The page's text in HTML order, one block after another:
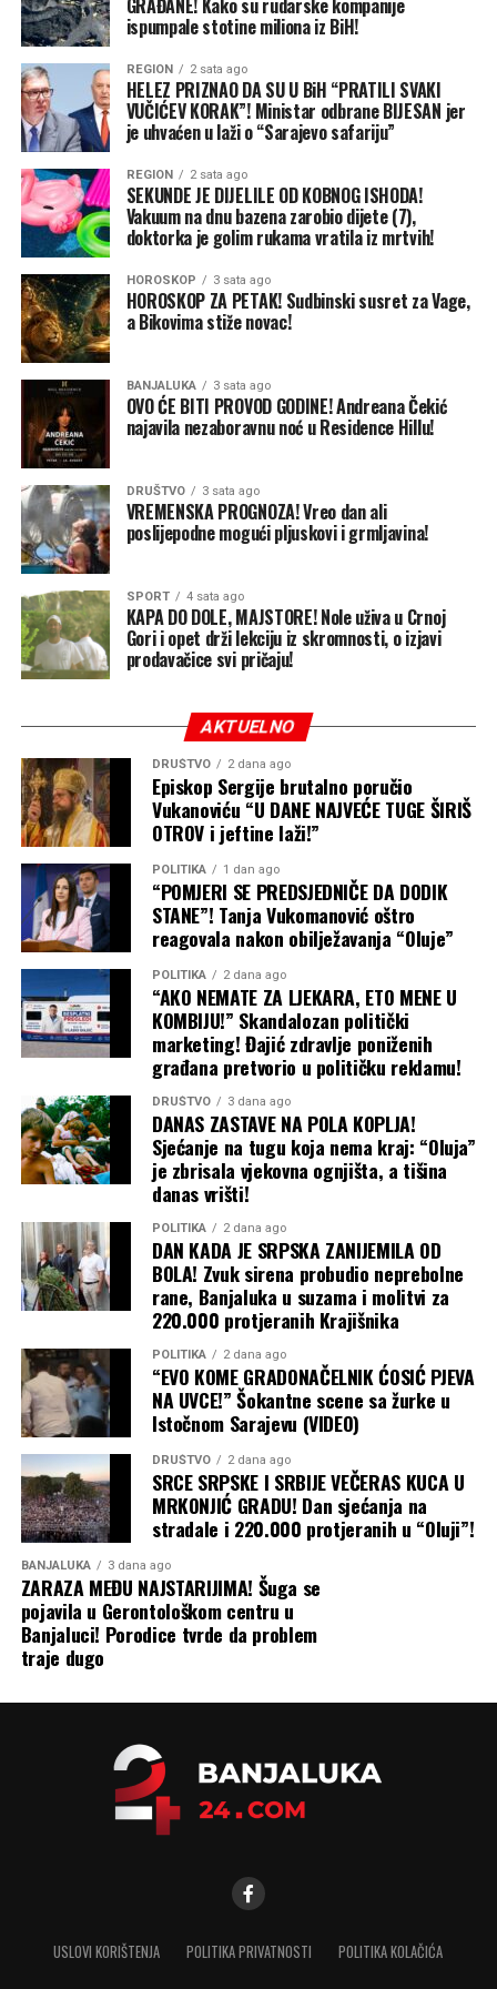
od novih napada.
Ovo nije prvi put da je pomorski saobraćaj na Crnom
moru prekinut od početka ruske invazije. Talasi ruskih
napada na luke krajem 2025. i početkom 2026. godine
nisu zadugo usporili rad. Ali ovi posljednji udari su i širi i
žešći, u velikoj mjeri zato što su nedavni uspjesi Ukrajine,
naročito unutar same Rusije, isprovocirali Putina da
pokuša da povrati inicijativu na frontu. Za sada, i
Ukrajina i Rusija ostaju posvećene agresivnim vojnim
strategijama.
Putinova taktika i glavni cilj
Neposredni problem Ukrajine jeste to što se oslanja na
ograničene zalihe američkih PVO sistema „patriot” –
jedinu pouzdanu odbranu od ruskih raketa – kako bi
zaštitila svoje gradove i vojne linije snabdijevanja.
Premještanje „patriota” radi odbrane luka bilo bi i
preskupo i izuzetno rizično. Svjesna toga, Rusija će
nastaviti da gađa luke raketama i dronovima, ne
ostavljajući osiguravajućim kućama razlog da smanje
premije, a brodovlasnicima motiv da se vrate.
Pored toga što smanjuje prihode Kijeva i njegovu
sposobnost da finansira rat, Moskva se nada da će
skokom cijena hrane na globalnom nivou oslabiti i
četvrtinu uvoza pšenice za Egipat i oko 18 procenata za
Indoneziju. Takođe je najveći dobavljač kukuruza za
Evropsku uniju, pokriva čak 92 odsto njenog uvoza
suncokretovog ulja i ostaje ključni izvor stočne hrane i
biljnih ulja.
Putin računa na to da će poskupljenje hrane – u
trenutku kada američki rat sa Iranom već podiže cijene
nafte i svega ostalog – primorati ukrajinske trgovinske
partnere, prije svega u Evropi, da pritisnu Kijev da
obustavi napade unutar Rusije. Međutim, malo je
vjerovatno da će ta strategija upaliti, navodi se u analizi
Tajma. Šta Ukrajina može da uradi
Podrška Evrope Ukrajini i dalje je čvrsta, a vlade koje trpe
posljedice poskupljenja prije će okriviti Moskvu nego
Kijev. Ipak, Putin očajnički želi pobjede na frontu, pa će
gurati po svom čak i bez čiste i ubjedljive pobjede na
pomolu. Isto tako, ne treba očekivati ni obnovu
sporazuma postignutog pod okriljem Ujedinjenih nacija
u julu 2022. godine, koji je ranije omogućio bezbjednu
plovidbu do i iz ukrajinskih luka.
Baš kao što je kriza u Ormuskom moreuzu primorala
susjedne zemlje da grozničavo traže nove puteve za
izvoz nafte iz Persijskog zaliva, tako bi i Ukrajina mogla
da preusmjeri izvoz žita preko Dunava, rumunskih luka i
željeznice, kao što je to činila na početku rata. Ali, kao i
tada, ta alternativna rješenja su skupa i logistički znatno
komplikovanija.
Zbog svega ovoga, priroda ruskog rata protiv Ukrajine
nastaviće da se mijenja dok obje strane traže način da
prekinu pat-poziciju na frontu u svoju korist. A
ekonomska šteta, koja se osjeća daleko izvan granica
Ukrajine i Rusije, nastaviće da se gomila, piše Blic.
GRAĐANE! Kako su rudarske kompanije
ispumpale stotine miliona iz BiH!
REGION 2 sata ago
HELEZ PRIZNAO DA SU U BiH “PRATILI SVAKI
VUČIĆEV KORAK”! Ministar odbrane BIJESAN jer
je uhvaćen u laži o “Sarajevo safariju”
REGION 2 sata ago
SEKUNDE JE DIJELILE OD KOBNOG ISHODA!
Vakuum na dnu bazena zarobio dijete (7),
doktorka je golim rukama vratila iz mrtvih!
HOROSKOP 3 sata ago
HOROSKOP ZA PETAK! Sudbinski susret za Vage,
a Bikovima stiže novac!
BANJALUKA 3 sata ago
OVO ĆE BITI PROVOD GODINE! Andreana Čekić
najavila nezaboravnu noć u Residence Hillu!
DRUŠTVO 3 sata ago
VREMENSKA PROGNOZA! Vreo dan ali
poslijepodne mogući pljuskovi i grmljavina!
SPORT 4 sata ago
KAPA DO DOLE, MAJSTORE! Nole uživa u Crnoj
Gori i opet drži lekciju iz skromnosti, o izjavi
prodavačice svi pričaju!
AKTUELNO
DRUŠTVO 2 dana ago
Episkop Sergije brutalno poručio
Vukanoviću “U DANE NAJVEĆE TUGE ŠIRIŠ
OTROV i jeftine laži!”
POLITIKA 1 dan ago
“POMJERI SE PREDSJEDNIČE DA DODIK
STANE”! Tanja Vukomanović oštro
reagovala nakon obilježavanja “Oluje”
POLITIKA 2 dana ago
“AKO NEMATE ZA LJEKARA, ETO MENE U
KOMBIJU!” Skandalozan politički
marketing! Đajić zdravlje poniženih
građana pretvorio u političku reklamu!
DRUŠTVO 3 dana ago
DANAS ZASTAVE NA POLA KOPLJA!
Sjećanje na tugu koja nema kraj: “Oluja”
je zbrisala vjekovna ognjišta, a tišina
danas vrišti!
POLITIKA 2 dana ago
DAN KADA JE SRPSKA ZANIJEMILA OD
BOLA! Zvuk sirena probudio neprebolne
rane, Banjaluka u suzama i molitvi za
220.000 protjeranih Krajišnika
POLITIKA 2 dana ago
“EVO KOME GRADONAČELNIK ĆOSIĆ PJEVA
NA UVCE!” Šokantne scene sa žurke u
Istočnom Sarajevu (VIDEO)
DRUŠTVO 2 dana ago
SRCE SRPSKE I SRBIJE VEČERAS KUCA U
MRKONJIĆ GRADU! Dan sjećanja na
stradale i 220.000 protjeranih u “Oluji”!
BANJALUKA 3 dana ago
ZARAZA MEĐU NAJSTARIJIMA! Šuga se
pojavila u Gerontološkom centru u
Banjaluci! Porodice tvrde da problem
traje dugo
USLOVI KORIŠTENJA POLITIKA PRIVATNOSTI POLITIKA KOLAČIĆA